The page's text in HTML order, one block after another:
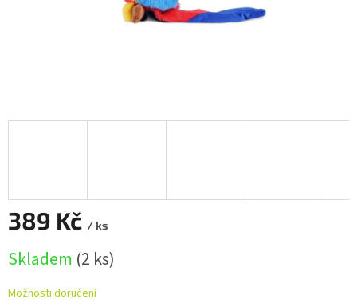
389 Kč / ks
cena:
Skladem (2 ks)
Možnosti doručení